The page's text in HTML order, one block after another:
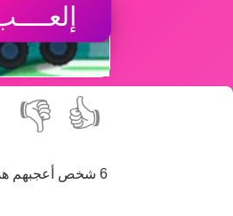
👍
👎
6 شخص أعجبهم هذه اللعبة، انضم إليهم!